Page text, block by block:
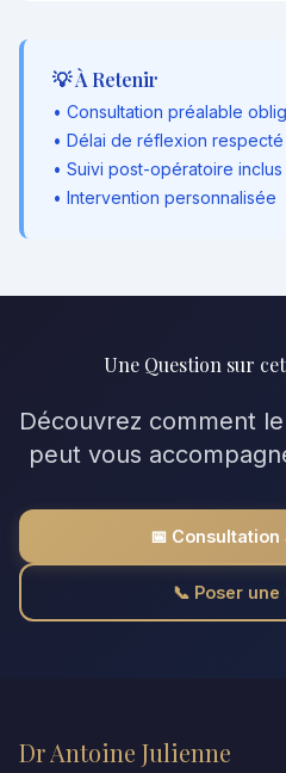
💡 À Retenir
• Consultation préalable
• Délai de réflexion respecté
• Suivi post-opératoire inclus
• Intervention personnalisée
Une Question sur
Découvrez comment
peut vous
📅
📞 Poser
Dr Antoine Julienne